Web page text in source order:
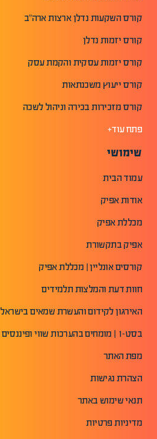
קורס השקעות נדלן ארצות ארה"ב
קורס יזמות נדלן
קורס יזמות עסקית והקמת עסק
קורס ייעוץ משכנתאות
קורס מזכירות בכירה וניהול לשכה
פתח עוד+
שימושי
עמוד הבית
אודות אפיק
מכללת אפיק
אפיק בתקשורת
קורסים אונליין | מכללת אפיק
חוות דעת והמלצות תלמידים
האירגון לקידום והעשרת שמאים בישראל
בסט-1 | מומחים בהערכות שווי ופיננסים
מפת האתר
הצהרת נגישות
תנאי שימוש באתר
מדיניות פרטיות